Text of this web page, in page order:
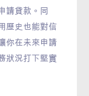
請貸款。同
歷史也能對信
你在未來申請
狀況打下堅實